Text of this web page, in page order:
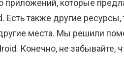
приложений, которые
также другие ресурсы,
места. Мы решили
Конечно, не забывайте,